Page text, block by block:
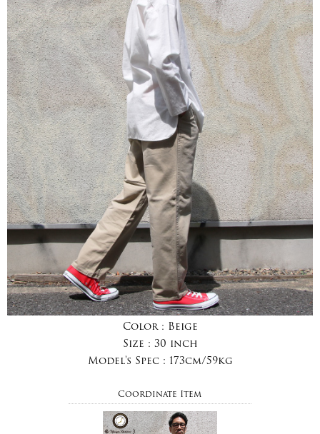
Color : Beige
Size : 30 inch
Model's Spec : 173cm/59kg
Coordinate Item